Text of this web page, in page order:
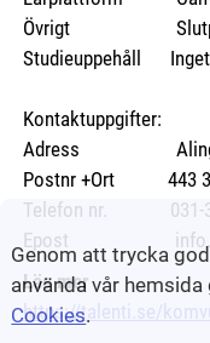
Övrigt
Studieuppehåll Inget
Kontaktuppgifter:
Adress
Postnr +Ort 443
Telefon nr. 031-
Epost
Läs mer
https://talenti.se/
Genom att trycka
använda vår
Cookies.